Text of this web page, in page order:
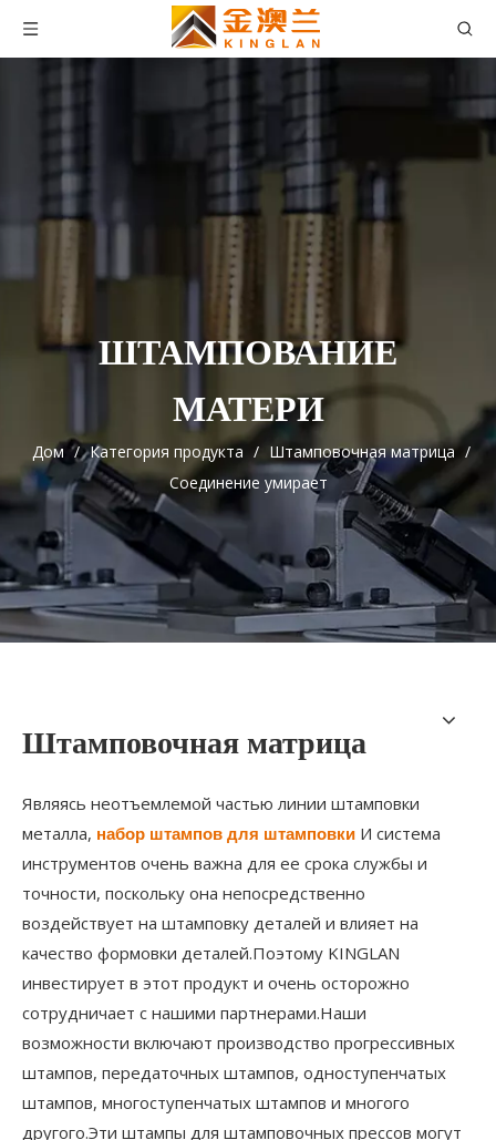
ШТАМПОВАНИЕ
МАТЕРИ
Дом / Категория продукта / Штамповочная матрица /
Соединение умирает
Штамповочная матрица
Являясь неотъемлемой частью линии штамповки
металла, набор штампов для штамповки И система
инструментов очень важна для ее срока службы и
точности, поскольку она непосредственно
воздействует на штамповку деталей и влияет на
качество формовки деталей.Поэтому KINGLAN
инвестирует в этот продукт и очень осторожно
сотрудничает с нашими партнерами.Наши
возможности включают производство прогрессивных
штампов, передаточных штампов, одноступенчатых
штампов, многоступенчатых штампов и многого
другого.Эти штампы для штамповочных прессов могут